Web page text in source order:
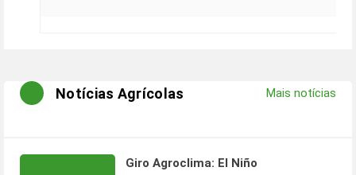
Notícias Agrícolas Mais notícias
Giro Agroclima: El Niño